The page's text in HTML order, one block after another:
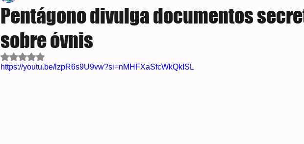
Pentágono divulga documentos
sobre óvnis
Avaliado com NaN de 5 estrelas.
https://youtu.be/lzpR6s9U9vw?si=nMHFXaSfcWkQkISL